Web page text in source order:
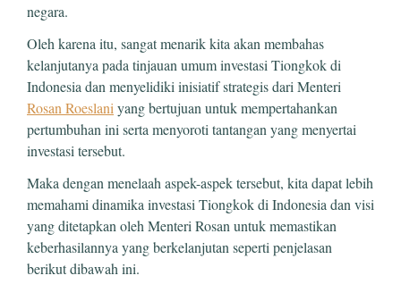
negara.
Oleh karena itu, sangat menarik kita akan membahas
kelanjutanya pada tinjauan umum investasi Tiongkok di
Indonesia dan menyelidiki inisiatif strategis dari Menteri
Rosan Roeslani yang bertujuan untuk mempertahankan
pertumbuhan ini serta menyoroti tantangan yang menyertai
investasi tersebut.
Maka dengan menelaah aspek-aspek tersebut, kita dapat lebih
memahami dinamika investasi Tiongkok di Indonesia dan visi
yang ditetapkan oleh Menteri Rosan untuk memastikan
keberhasilannya yang berkelanjutan seperti penjelasan
berikut dibawah ini.